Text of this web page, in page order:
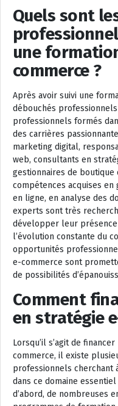
Quels sont
une
commerce ?
Après avoir suivi une
débouchés
professionnels formés
des carrières
marketing digital,
web, consultants en
gestionnaires de boutique
compétences acquises
en ligne, en analyse des
experts sont très
développer leur
l’évolution constante du
opportunités
e-commerce sont
de possibilités
Comment
en stratégie
Lorsqu’il s’agit de
commerce, il existe
professionnels cherchant
dans ce domaine
d’abord, de nombreuses